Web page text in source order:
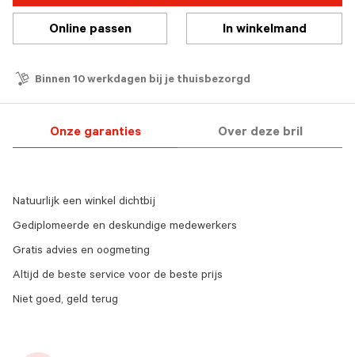
Online passen In winkelmand
Binnen 10 werkdagen bij je thuisbezorgd
Onze garanties Over deze bril
Natuurlijk een winkel dichtbij
Gediplomeerde en deskundige medewerkers
Gratis advies en oogmeting
Altijd de beste service voor de beste prijs
Niet goed, geld terug